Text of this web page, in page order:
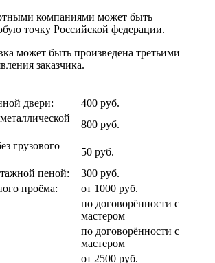
компаниями может быть
точку Российской федерации.
может быть произведена третьими
заказчика.
двери:
400 руб.
800 руб.
грузового
50 руб.
пеной:
300 руб.
проёма:
от 1000 руб.
по договорённости с
мастером
по договорённости с
мастером
от 2500 руб.